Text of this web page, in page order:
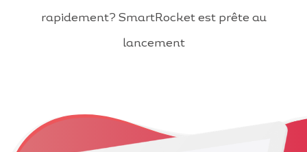
rapidement? SmartRocket est prête au
lancement